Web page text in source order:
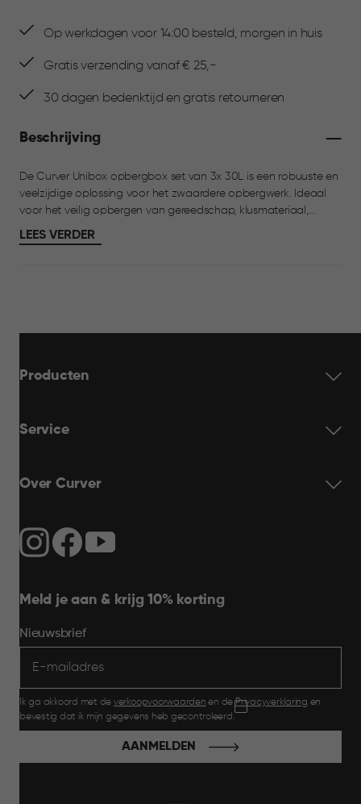
Op werkdagen voor 14:00 besteld, morgen in huis
Gratis verzending vanaf € 25,-
30 dagen bedenktijd en gratis retourneren
Beschrijving
De Curver Unibox opbergbox set van 3x 30L is een robuuste en
veelzijdige oplossing voor het zwaardere opbergwerk. Ideaal
voor het veilig opbergen van gereedschap, klusmateriaal,
sportspullen, auto-accessoires of voorraad voor garage en
berging. Ideaal voor gebruik in huis, garage of berging. De
LEES VERDER
Producten
Service
Over Curver
Meld je aan & krijg 10% korting
Nieuwsbrief
Ik ga akkoord met de verkoopvoorwaarden en dePrivacyverklaring en
bevestig dat ik mijn gegevens heb gecontroleerd.
AANMELDEN